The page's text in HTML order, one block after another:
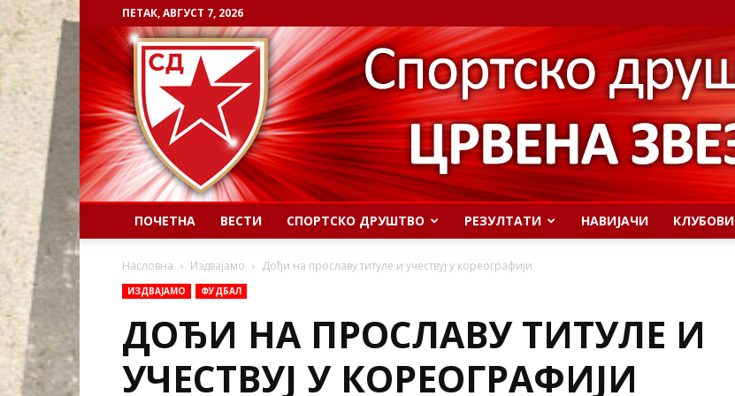
ПЕТАК, АВГУСТ 7, 2026
ПОЧЕТНА ВЕСТИ СПОРТСКО ДРУШТВО РЕЗУЛТАТИ НАВИЈАЧИ КЛУБОВИ
Насловна Издвајамо Дођи на прославу титуле и учествуј у кореографији
ИЗДВАЈАМО ФУДБАЛ
ДОЂИ НА ПРОСЛАВУ ТИТУЛЕ И
УЧЕСТВУЈ У КОРЕОГРАФИЈИ